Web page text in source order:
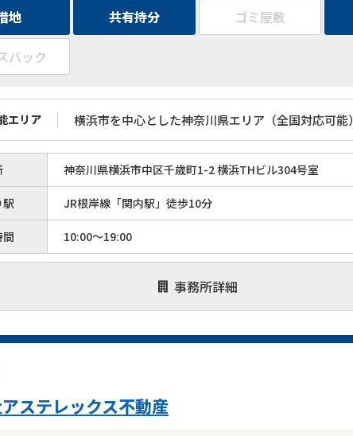
地 共有持分 ゴミ屋敷
バック
神奈川県横浜市中区千歳町1-2 横浜THビル304号室
駅 JR根岸線「関内駅」徒歩10分
間 10:00～19:00
事務所詳細
エリア 横浜市を中心とした神奈川県エリア（全国対応可能）
ステレックス不動産